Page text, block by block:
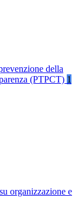
della
(PTPCT) 1
organizzazione e